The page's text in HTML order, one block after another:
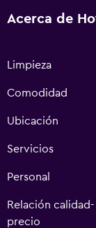
Acerca de
Limpieza
Comodidad
Ubicación
Servicios
Personal
Relación calidad-
precio